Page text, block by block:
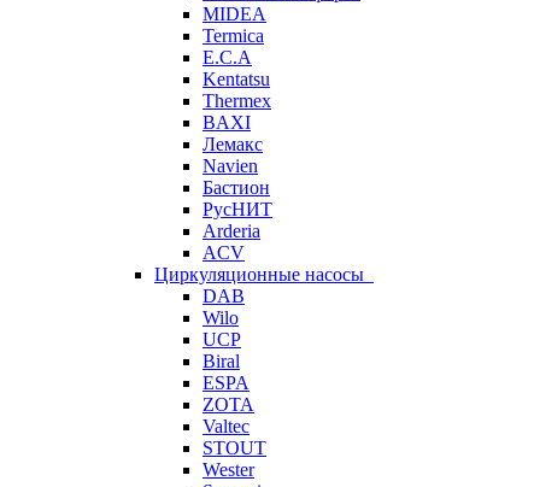
MIDEA
Termica
E.C.A
Kentatsu
Thermex
BAXI
Лемакс
Navien
Бастион
РусНИТ
Arderia
ACV
Циркуляционные насосы
DAB
Wilo
UCP
Biral
ESPA
ZOTA
Valtec
STOUT
Wester